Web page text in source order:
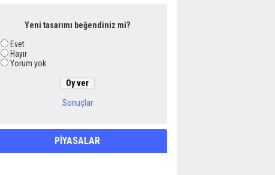
Yeni tasarımı beğendiniz mi?
Evet
Hayır
Yorum yok
Sonuçlar
PİYASALAR